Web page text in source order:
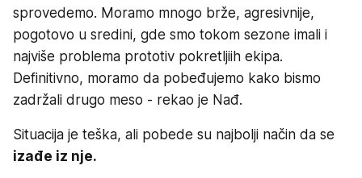
sprovedemo. Moramo mnogo brže, agresivnije,
pogotovo u sredini, gde smo tokom sezone imali i
najviše problema prototiv pokretljiih ekipa.
Definitivno, moramo da pobeđujemo kako bismo
zadržali drugo meso - rekao je Nađ.
Situacija je teška, ali pobede su najbolji način da se
izađe iz nje.